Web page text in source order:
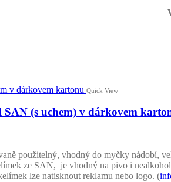
Quick View
(s uchem) v dárkovem
použitelný, vhodný do myčky nádobí,
ze SAN, je vhodný na pivo i
lze natisknout reklamu nebo logo. (